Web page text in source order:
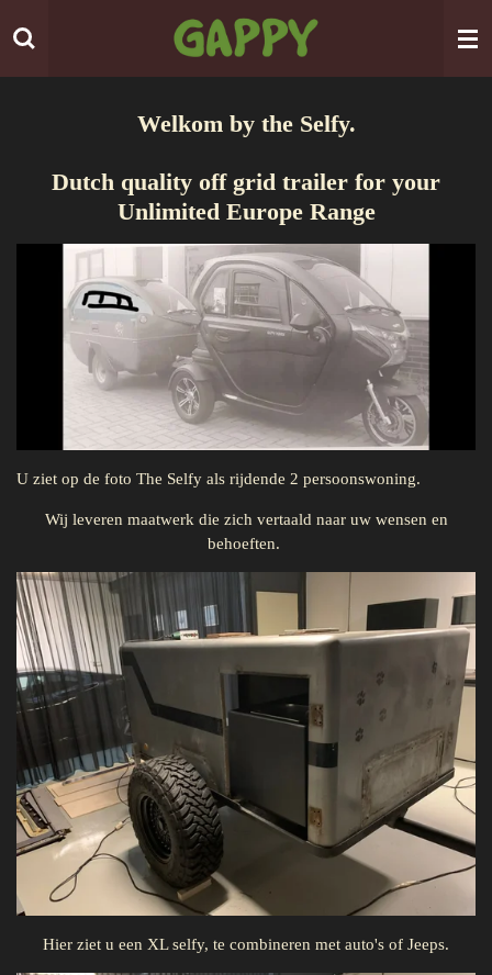
direct
Welkom by the Selfy.
Dutch quality off grid trailer for your
Unlimited Europe Range
U ziet op de foto The Selfy als rijdende 2 persoonswoning.
Wij leveren maatwerk die zich vertaald naar uw wensen en
behoeften.
Hier ziet u een XL selfy, te combineren met auto's of Jeeps.